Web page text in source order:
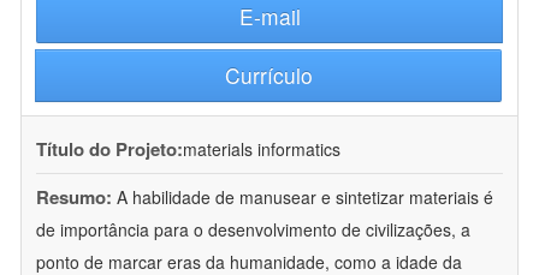
E-mail
Currículo
Título do Projeto:materials informatics
Resumo: A habilidade de manusear e sintetizar materiais é
de importância para o desenvolvimento de civilizações, a
ponto de marcar eras da humanidade, como a idade da